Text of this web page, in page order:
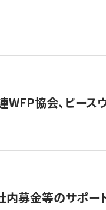
協会、ピース
内募金等のサポー